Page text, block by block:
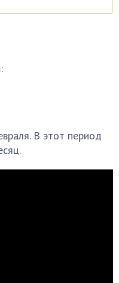
В этот период